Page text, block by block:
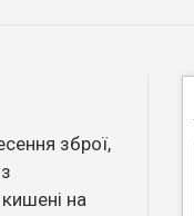
зброї,
на